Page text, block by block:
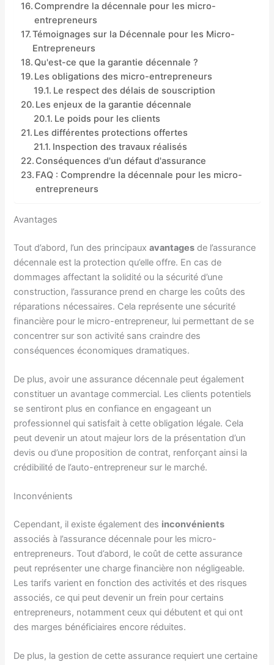
Comprendre la décennale pour les micro-
entrepreneurs
Témoignages sur la Décennale pour les Micro-
Entrepreneurs
Qu'est-ce que la garantie décennale ?
Les obligations des micro-entrepreneurs
Le respect des délais de souscription
Les enjeux de la garantie décennale
Le poids pour les clients
Les différentes protections offertes
Inspection des travaux réalisés
Conséquences d'un défaut d'assurance
FAQ : Comprendre la décennale pour les micro-
entrepreneurs
Avantages
Tout d’abord, l’un des principauxavantages de l’assurance
décennale est la protection qu’elle offre. En cas de
dommages affectant la solidité ou la sécurité d’une
construction, l’assurance prend en charge les coûts des
réparations nécessaires. Cela représente une sécurité
financière pour le micro-entrepreneur, lui permettant de se
concentrer sur son activité sans craindre des
conséquences économiques dramatiques.
De plus, avoir une assurance décennale peut également
constituer un avantage commercial. Les clients potentiels
se sentiront plus en confiance en engageant un
professionnel qui satisfait à cette obligation légale. Cela
peut devenir un atout majeur lors de la présentation d’un
devis ou d’une proposition de contrat, renforçant ainsi la
crédibilité de l’auto-entrepreneur sur le marché.
Inconvénients
Cependant, il existe également des inconvénients
associés à l’assurance décennale pour les micro-
entrepreneurs. Tout d’abord, le coût de cette assurance
peut représenter une charge financière non négligeable.
Les tarifs varient en fonction des activités et des risques
associés, ce qui peut devenir un frein pour certains
entrepreneurs, notamment ceux qui débutent et qui ont
des marges bénéficiaires encore réduites.
De plus, la gestion de cette assurance requiert une certaine